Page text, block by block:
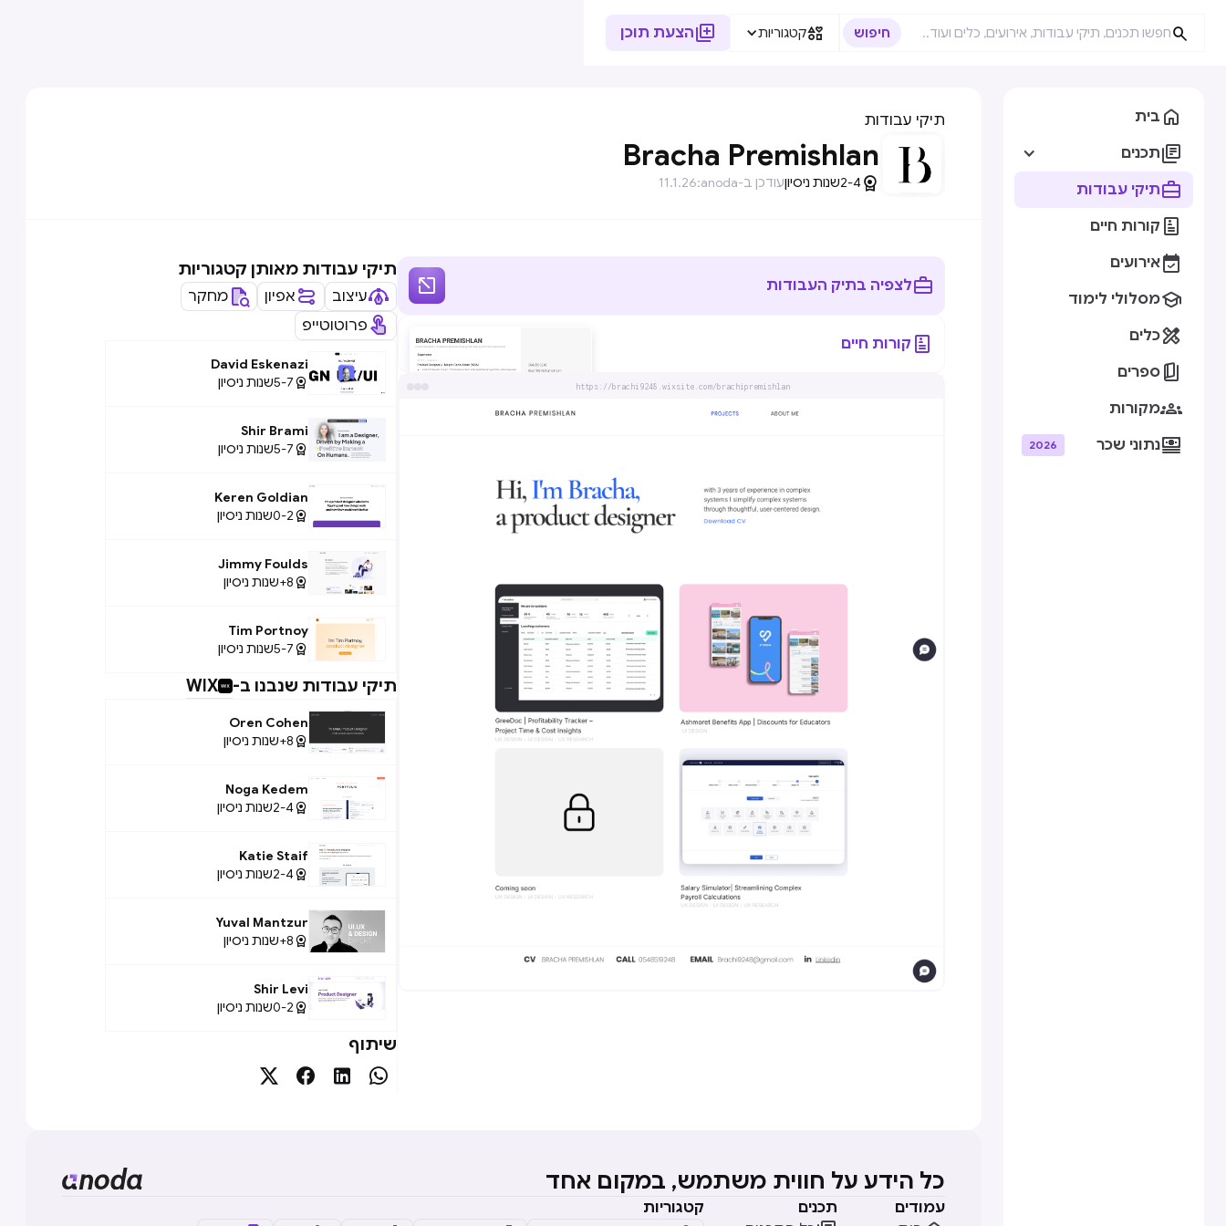

קטגוריות הצעת תוכן
 בית
תכנים
תיקי עבודות
 קורות חיים
אירועים
מסלולי לימוד
כלים
 ספרים
מקורות
נתוני שכר 2026
תיקי עבודות
Bracha Premishlan

2-4שנות ניסיוןעודכן ב-anoda: 11.1.26
לצפיה בתיק העבודות 
 קורות חיים
https://brachi9248.wixsite.com/brachipremishlan
תיקי עבודות מאותן קטגוריות
עיצוב אפיון
מחקר
פרוטוטייפ
David Eskenazi

5-7שנות ניסיון
Shir Brami

5-7שנות ניסיון
Keren Goldian

0-2שנות ניסיון
Jimmy Foulds

8+ שנות ניסיון
Tim Portnoy

5-7שנות ניסיון
תיקי עבודות שנבנו ב- WIX
Oren Cohen

8+ שנות ניסיון
Noga Kedem

2-4שנות ניסיון
Katie Staif

2-4שנות ניסיון
Yuval Mantzur

8+ שנות ניסיון
Shir Levi

0-2שנות ניסיון
שיתוף




כל הידע על חווית משתמש, במקום אחד
עמודים
תכנים
קטגוריות